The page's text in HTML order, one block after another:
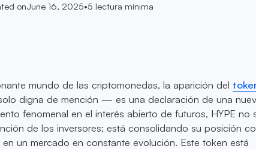
onJune 16, 2025•5 lectura mínima
mundo de las criptomonedas, la aparición del
digna de mención — es una declaración de una
fenomenal en el interés abierto de futuros, HYPE no
de los inversores; está consolidando su posición
un mercado en constante evolución. Este token está